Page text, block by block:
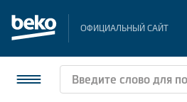
ОФИЦИАЛЬНЫЙ САЙТ